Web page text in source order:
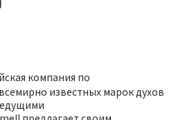
компания по
известных марок духов